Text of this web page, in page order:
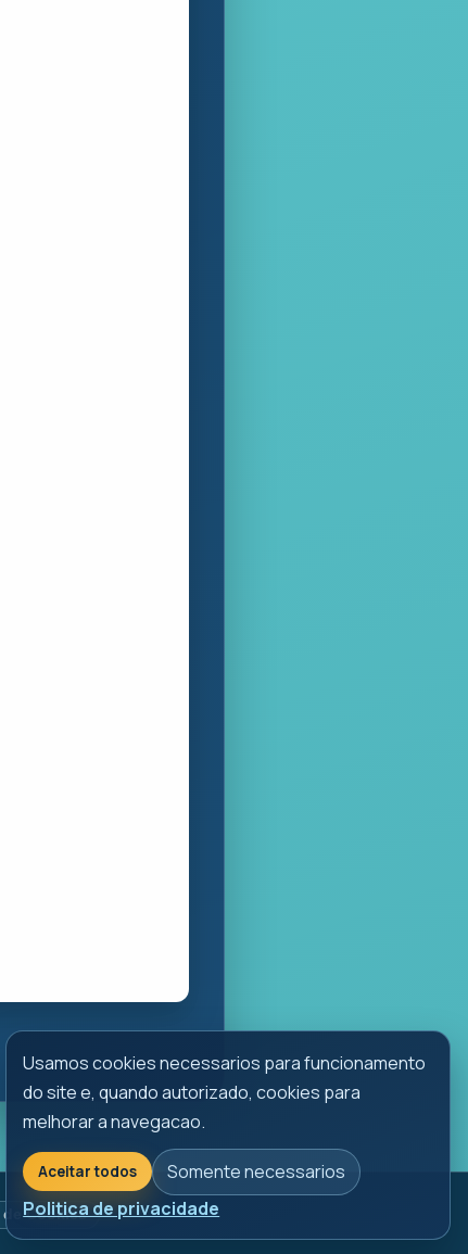
de Cookies
Usamos cookies necessarios para funcionamento
do site e, quando autorizado, cookies para
melhorar a navegacao.
Aceitar todos
Somente necessarios
Politica de privacidade